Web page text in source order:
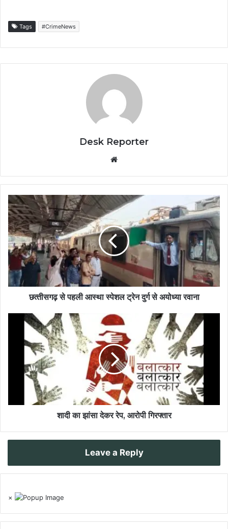
Tags #CrimeNews
Desk Reporter
छत्‍तीसगढ़ से पहली आस्था स्पेशल ट्रेन दुर्ग से अयोध्या रवाना
शादी का झांसा देकर रेप, आरोपी गिरफ्तार
Leave a Reply
×